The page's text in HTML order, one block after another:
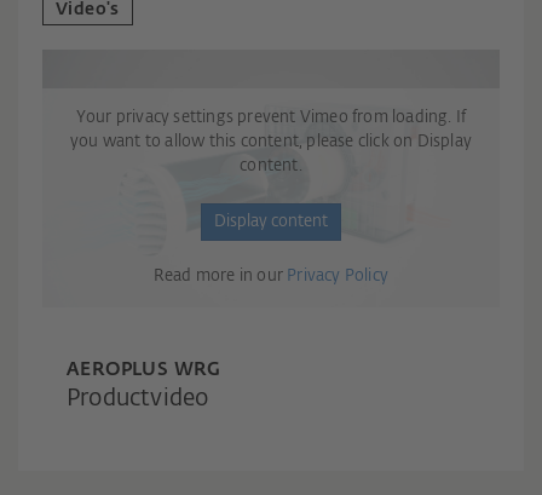
Video's
Your privacy settings prevent Vimeo from loading. If
you want to allow this content, please click on Display
content.
Display content
Read more in our Privacy Policy
AEROPLUS WRG
Productvideo